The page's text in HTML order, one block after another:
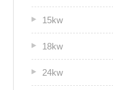
15kw
18kw
24kw